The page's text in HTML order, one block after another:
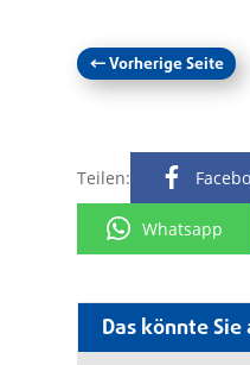
Das könnte
←Vorherige Seite
Teilen:
Whatsapp